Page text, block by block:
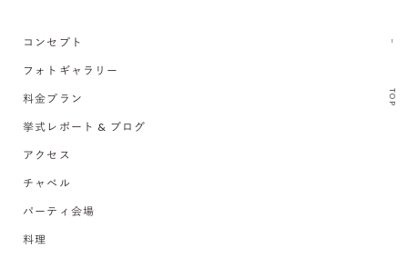
TOP
コンセプト
フォトギャラリー
料金プラン
挙式レポート & ブログ
アクセス
チャペル
パーティ会場
料理